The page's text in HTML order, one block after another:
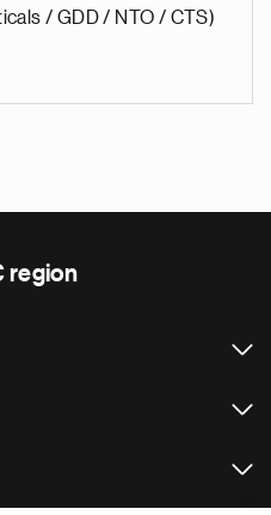
/ GDD / NTO / CTS)
region